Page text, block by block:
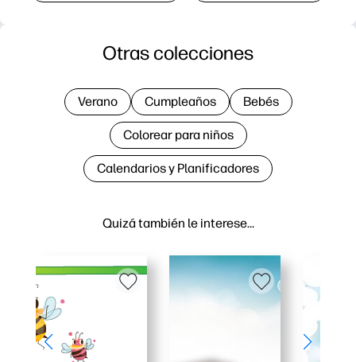
Quizá también le interese…
Otras colecciones
Verano Cumpleaños Bebés
Colorear para niños
Calendarios y Planificadores